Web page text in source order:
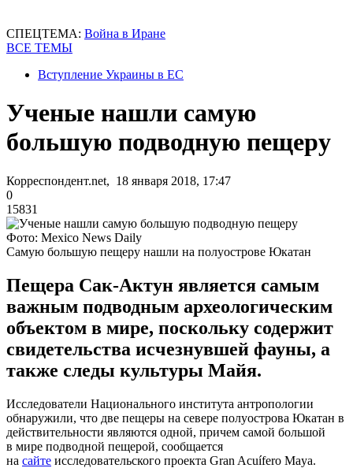
СПЕЦТЕМА: Война в Иране
ВСЕ ТЕМЫ
Вступление Украины в ЕС
Ученые нашли самую
большую подводную пещеру
Корреспондент.net, 18 января 2018, 17:47
0
15831
Фото: Mexico News Daily
Самую большую пещеру нашли на полуострове Юкатан
Пещера Сак-Актун является самым
важным подводным археологическим
объектом в мире, поскольку содержит
свидетельства исчезнувшей фауны, а
также следы культуры Майя.
Исследователи Национального института антропологии
обнаружили, что две пещеры на севере полуострова Юкатан в
действительности являются одной, причем самой большой
в мире подводной пещерой, сообщается
на сайте исследовательского проекта Gran Acuífero Maya.